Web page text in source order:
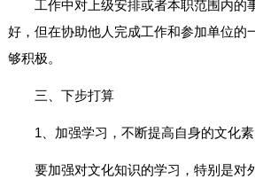
工作中对上级安排或者本职范围内的
好，但在协助他人完成工作和参加单位的
够积极。
三、下步打算
1、加强学习，不断提高自身的文化素
要加强对文化知识的学习，特别是对